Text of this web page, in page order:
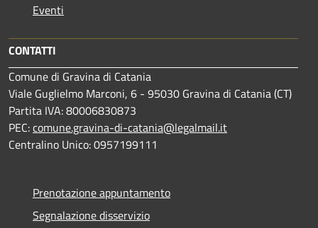
Eventi
CONTATTI
Comune di Gravina di Catania
Viale Guglielmo Marconi, 6 - 95030 Gravina di Catania (CT)
Partita IVA: 80006830873
PEC:comune.gravina-di-catania@legalmail.it
Centralino Unico: 0957199111
Prenotazione appuntamento
Segnalazione disservizio